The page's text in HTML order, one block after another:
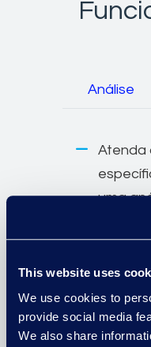
This website uses
We use cookies to
provide social media
We also share
Análise
Atenda
uma
dados
de
casos